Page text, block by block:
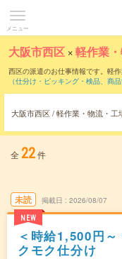
メニュー
大阪市西区 ×軽作業
西区の派遣のお仕事情報です。軽
（仕分け・ピッキング・検品、商品
大阪市西区 / 軽作業・物流・工
全 22件
未読
NEW
掲載日 2026/08/07
＜時給1,500円
クモク仕分け